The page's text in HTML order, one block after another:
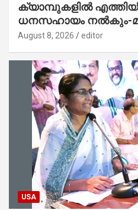
ക്യാമ്പുകളിൽ
ധനസഹായം നൽകും-
അനിൽകുമാർ
August 8, 2026 editor
USA